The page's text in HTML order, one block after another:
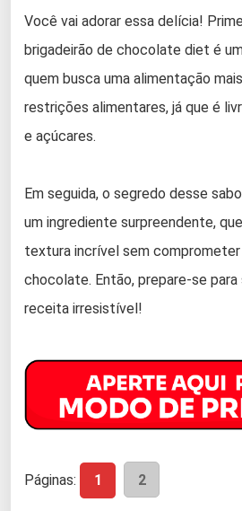
Você vai adorar essa delícia!
brigadeirão de chocolate diet é
quem busca uma alimentação
restrições alimentares, já que é
e açúcares.
Em seguida, o segredo desse
um ingrediente surpreendente,
textura incrível sem
chocolate. Então, prepare-se
receita irresistível!
Páginas: 1 2